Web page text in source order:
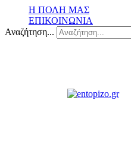
Η ΠΟΛΗ ΜΑΣ
ΕΠΙΚΟΙΝΩΝΙΑ
Αναζήτηση...